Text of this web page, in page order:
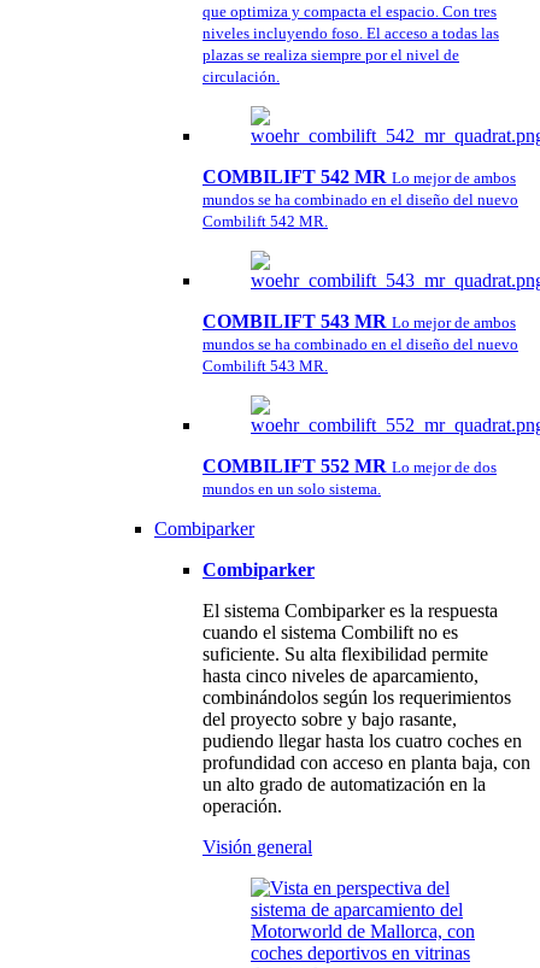
que optimiza y compacta el espacio. Con tres
niveles incluyendo foso. El acceso a todas las
plazas se realiza siempre por el nivel de
circulación.
COMBILIFT 542 MR Lo mejor de ambos
mundos se ha combinado en el diseño del nuevo
Combilift 542 MR.
COMBILIFT 543 MR Lo mejor de ambos
mundos se ha combinado en el diseño del nuevo
Combilift 543 MR.
COMBILIFT 552 MR Lo mejor de dos
mundos en un solo sistema.
Combiparker
Combiparker
El sistema Combiparker es la respuesta
cuando el sistema Combilift no es
suficiente. Su alta flexibilidad permite
hasta cinco niveles de aparcamiento,
combinándolos según los requerimientos
del proyecto sobre y bajo rasante,
pudiendo llegar hasta los cuatro coches en
profundidad con acceso en planta baja, con
un alto grado de automatización en la
operación.
Visión general